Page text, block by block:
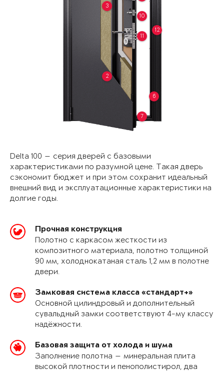
2
3
6
7
10
11
12
Delta 100 — серия дверей с базовыми
характеристиками по разумной цене. Такая дверь
сэкономит бюджет и при этом сохранит идеальный
внешний вид и эксплуатационные характеристики на
долгие годы.
Прочная конструкция
Полотно с каркасом жесткости из
композитного материала, полотно толщиной
90 мм, холоднокатаная сталь 1,2 мм в полотне
двери.
Замковая система класса «стандарт+»
Основной цилиндровый и дополнительный
сувальдный замки соответствуют 4-му классу
надёжности.
Базовая защита от холода и шума
Заполнение полотна — минеральная плита
высокой плотности и пенополистирол, два